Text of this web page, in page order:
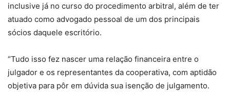
inclusive já no curso do procedimento arbitral, além de ter
atuado como advogado pessoal de um dos principais
sócios daquele escritório.
“Tudo isso fez nascer uma relação financeira entre o
julgador e os representantes da cooperativa, com aptidão
objetiva para pôr em dúvida sua isenção de julgamento.